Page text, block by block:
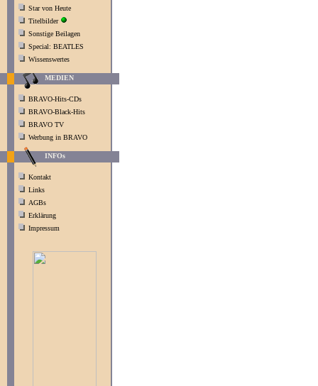
Star von Heute
Titelbilder
Sonstige Beilagen
Special: BEATLES
Wissenswertes
MEDIEN
BRAVO-Hits-CDs
BRAVO-Black-Hits
BRAVO TV
Werbung in BRAVO
INFOs
Kontakt
Links
AGBs
Erklärung
Impressum